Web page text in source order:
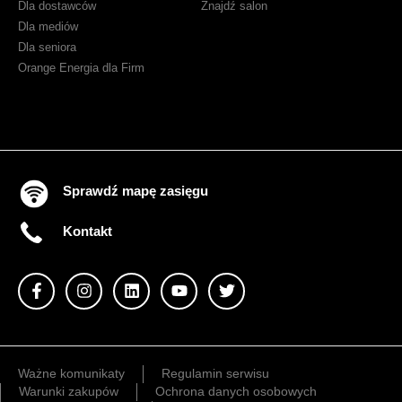
Dla dostawców
Dla mediów
Dla seniora
Orange Energia dla Firm
Znajdź salon
Sprawdź mapę zasięgu
Kontakt
Ważne komunikaty
Regulamin serwisu
Warunki zakupów
Ochrona danych osobowych